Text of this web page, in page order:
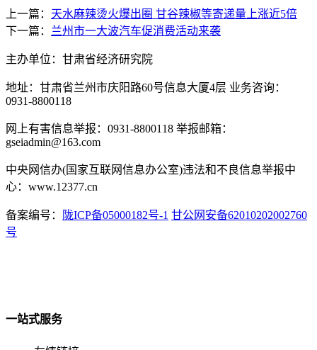
上一篇： 天水麻辣烫火爆出圈 甘谷辣椒等寄递量上涨近5倍
下一篇： 兰州市一大波汽车促消费活动来袭
主办单位：甘肃省经济研究院
地址：甘肃省兰州市庆阳路60号信息大厦4层 业务咨询：
0931-8800118
网上有害信息举报：0931-8800118 举报邮箱：
gseiadmin@163.com
中央网信办(国家互联网信息办公室)违法和不良信息举报中
心：www.12377.cn
备案编号： 陇ICP备05000182号-1 甘公网安备62010202002760
号
一站式服务